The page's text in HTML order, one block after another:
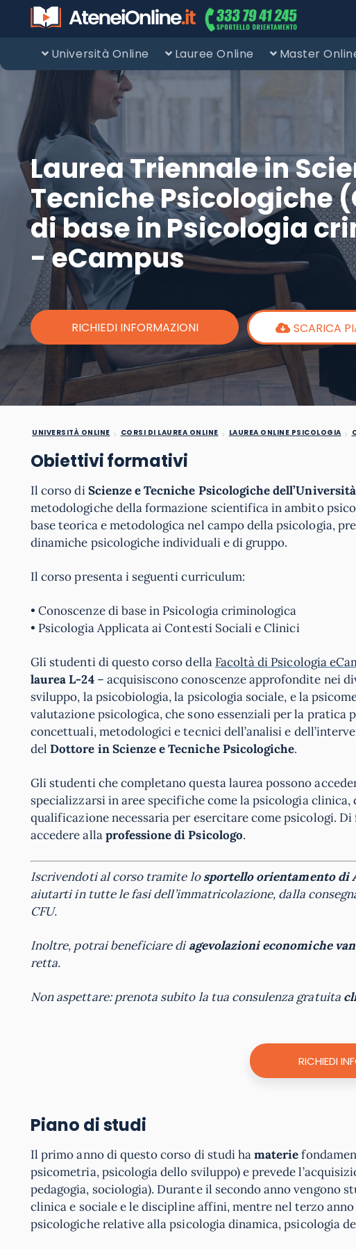
Università Online Lauree Online Master
Laurea Triennale in
Tecniche Psicologiche
di base in Psicologia
- eCampus
RICHIEDI INFORMAZIONI SCARICA
UNIVERSITÀ ONLINE CORSI DI LAUREA ONLINE LAUREA ONLINE PSICOLOGIA
Obiettivi formativi
Il corso diScienze e Tecniche Psicologiche
metodologiche della formazione scientifica in ambito
base teorica e metodologica nel campo della psicologia,
dinamiche psicologiche individuali e di gruppo.
Il corso presenta i seguenti curriculum:
• Conoscenze di base in Psicologia criminologica
• Psicologia Applicata ai Contesti Sociali e Clinici
Gli studenti di questo corso della Facoltà di Psicologia
laurea L-24– acquisiscono conoscenze approfondite nei
sviluppo, la psicobiologia, la psicologia sociale, e la
valutazione psicologica, che sono essenziali per la
concettuali, metodologici e tecnici dell’analisi e
delDottore in Scienze e Tecniche Psicologiche.
Gli studenti che completano questa laurea possono
specializzarsi in aree specifiche come la psicologia
qualificazione necessaria per esercitare come psicologi.
accedere allaprofessione di Psicologo.
Iscrivendoti al corso tramite losportello orientamento di
aiutarti in tutte le fasi dell’immatricolazione, dalla
CFU.
Inoltre, potrai beneficiare diagevolazioni economiche
retta.
Non aspettare: prenota subito la tua consulenza gratuita
RICHIEDI
Piano di studi
Il primo anno di questo corso di studi hamaterie
psicometria, psicologia dello sviluppo) e prevede
pedagogia, sociologia). Durante il secondo anno vengono
clinica e sociale e le discipline affini, mentre nel terzo
psicologiche relative alla psicologia dinamica, psicologia